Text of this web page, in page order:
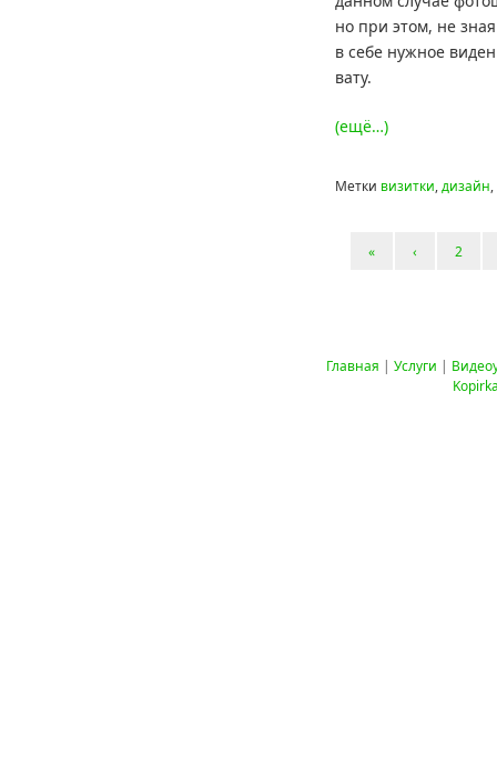
но при этом, не
в себе нужное
вату.
(ещё…)
Метки визитки,дизайн,
« ‹ 2
Главная | Услуги |